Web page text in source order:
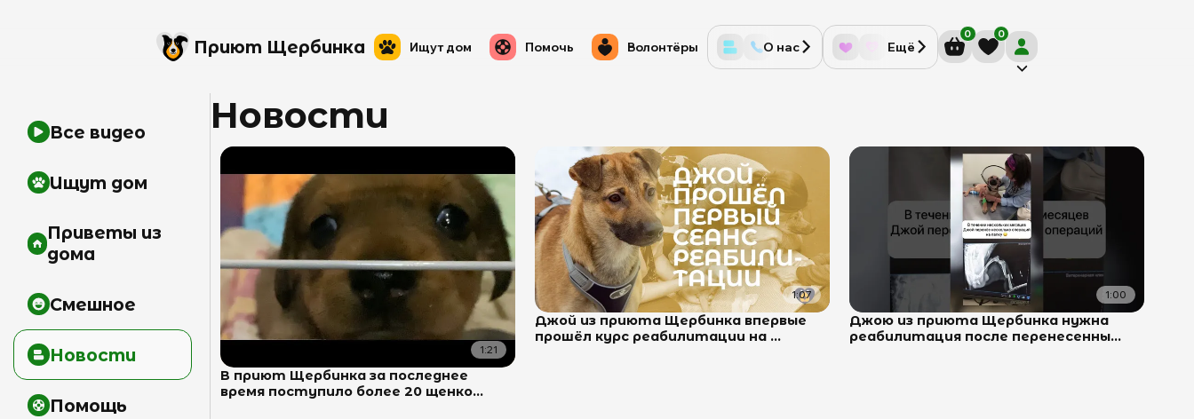
Приют Щербинка
0 0
Ищут дом Помочь Волонтёры О нас Ещё
Все видео
Ищут дом
Приветы из
дома
Смешное
Новости
Помощь
Новости
1:21
В приют Щербинка за последнее
время поступило более 20 щенко...
1:07
Джой из приюта Щербинка впервые
прошёл курс реабилитации на ...
1:00
Джою из приюта Щербинка нужна
реабилитация после перенесенны...